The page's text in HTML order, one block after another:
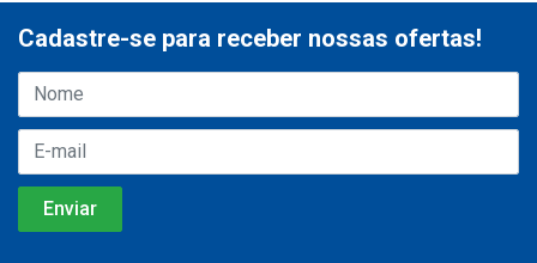
Cadastre-se para receber nossas ofertas!